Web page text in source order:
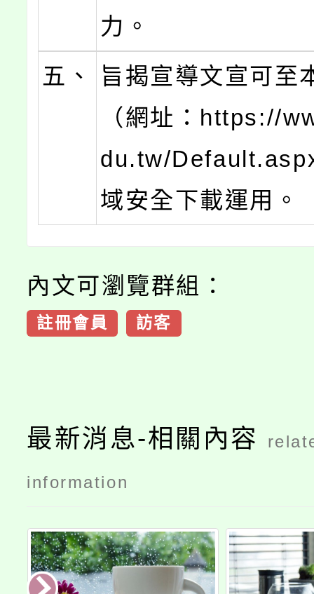
力。
五、
旨揭宣導文宣可至
（網址：https://
du.tw/
域安全下載運用。
內文可瀏覽群組：
註冊會員 訪客
最新消息-相關內容
information